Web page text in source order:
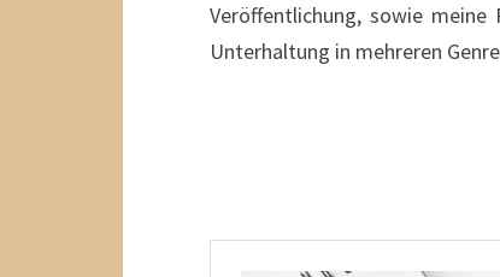
Veröffentlichung, sowie
Unterhaltung in mehreren